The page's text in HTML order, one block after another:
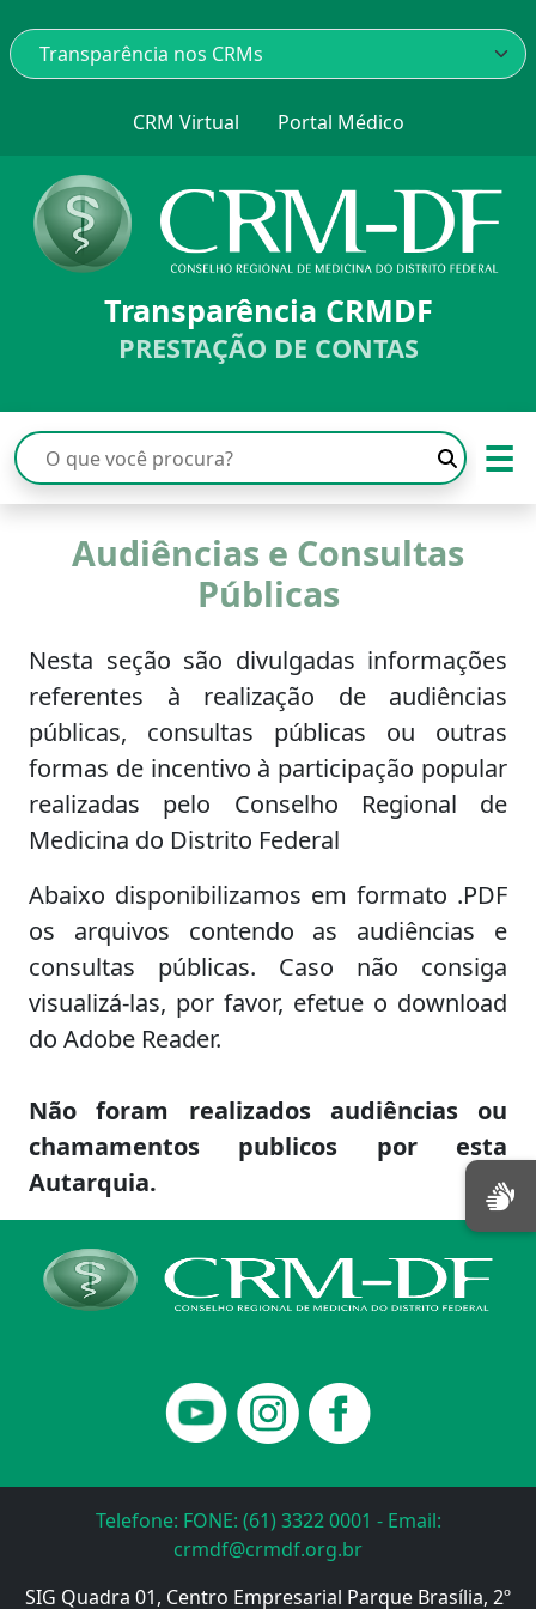
CRM Virtual Portal Médico
Transparência CRMDF
PRESTAÇÃO DE CONTAS
☰
Audiências e Consultas
Públicas
Nesta seção são divulgadas informações
referentes à realização de audiências
públicas, consultas públicas ou outras
formas de incentivo à participação popular
realizadas pelo Conselho Regional de
Medicina do Distrito Federal
Abaixo disponibilizamos em formato .PDF
os arquivos contendo as audiências e
consultas públicas. Caso não consiga
visualizá-las, por favor, efetue o download
do Adobe Reader.
Não foram realizados audiências ou
chamamentos publicos por esta
Autarquia.
Telefone: FONE: (61) 3322 0001 - Email:
crmdf@crmdf.org.br
SIG Quadra 01, Centro Empresarial Parque Brasília, 2º